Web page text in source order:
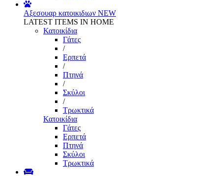
Αξεσουαρ κατοικιδιων NEW
LATEST ITEMS IN HOME
Κατοικίδια
Γάτες
/
Ερπετά
/
Πτηνά
/
Σκύλοι
/
Τρωκτικά
Κατοικίδια
Γάτες
Ερπετά
Πτηνά
Σκύλοι
Τρωκτικά